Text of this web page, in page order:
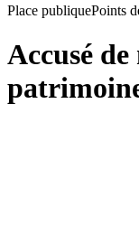
Place publiquePoints
Accusé de